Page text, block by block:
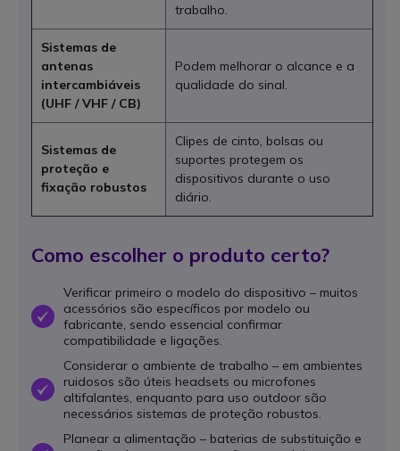
trabalho.
Sistemas de
antenas
intercambiáveis
(UHF / VHF / CB)
Podem melhorar o alcance e a
qualidade do sinal.
Sistemas de
proteção e
fixação robustos
Clipes de cinto, bolsas ou
suportes protegem os
dispositivos durante o uso
diário.
Como escolher o produto certo?
OK
Verificar primeiro o modelo do dispositivo – muitos
acessórios são específicos por modelo ou
fabricante, sendo essencial confirmar
compatibilidade e ligações.
OK
Considerar o ambiente de trabalho – em ambientes
ruidosos são úteis headsets ou microfones
altifalantes, enquanto para uso outdoor são
necessários sistemas de proteção robustos.
Planear a alimentação – baterias de substituição e